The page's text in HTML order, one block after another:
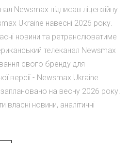
Newsmax підписав ліцензійну
Ukraine навесні 2026 року.
новини та ретранслюватиме
телеканал Newsmax
свого бренду для
версії - Newsmax Ukraine.
на весну 2026 року.
власні новини, аналітичні